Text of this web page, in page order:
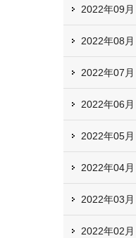
2022年09月
2022年08月
2022年07月
2022年06月
2022年05月
2022年04月
2022年03月
2022年02月